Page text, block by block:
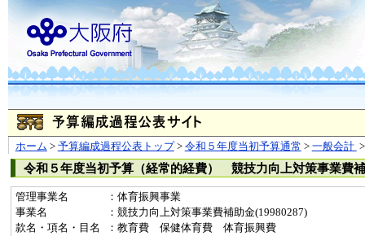
ホーム > 予算編成過程公表トップ> 令和５年度当初予算通常 > 一般会計
令和５年度当初予算（経常的経費） 競技力向上対策事業費
管理事業名
：体育振興事業
事業名
：競技力向上対策事業費補助金(19980287)
款名・項名・目名
：教育費 保健体育費 体育振興費